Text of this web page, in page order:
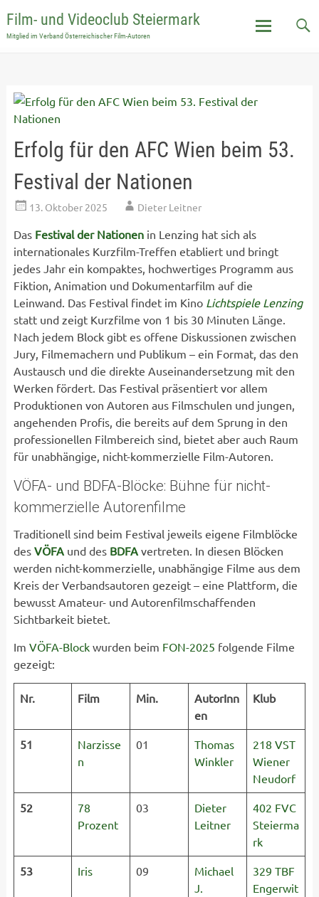
Film- und Videoclub Steiermark
Mitglied im Verband Österreichischer Film-Autoren
Erfolg für den AFC Wien beim 53.
Festival der Nationen
13. Oktober 2025 Dieter Leitner
Das Festival der Nationenin Lenzing hat sich als
internationales Kurzfilm-Treffen etabliert und bringt
jedes Jahr ein kompaktes, hochwertiges Programm aus
Fiktion, Animation und Dokumentarfilm auf die
Leinwand. Das Festival findet im Kino Lichtspiele Lenzing
statt und zeigt Kurzfilme von 1 bis 30 Minuten Länge.
Nach jedem Block gibt es offene Diskussionen zwischen
Jury, Filmemachern und Publikum – ein Format, das den
Austausch und die direkte Auseinandersetzung mit den
Werken fördert. Das Festival präsentiert vor allem
Produktionen von Autoren aus Filmschulen und jungen,
angehenden Profis, die bereits auf dem Sprung in den
professionellen Filmbereich sind, bietet aber auch Raum
für unabhängige, nicht-kommerzielle Film-Autoren.
VÖFA- und BDFA-Blöcke: Bühne für nicht-
kommerzielle Autorenfilme
Traditionell sind beim Festival jeweils eigene Filmblöcke
des VÖFAund des BDFAvertreten. In diesen Blöcken
werden nicht-kommerzielle, unabhängige Filme aus dem
Kreis der Verbandsautoren gezeigt – eine Plattform, die
bewusst Amateur- und Autorenfilmschaffenden
Sichtbarkeit bietet.
Im VÖFA-Blockwurden beim FON-2025 folgende Filme
gezeigt:
Nr. Film Min.
AutorInn
en
Klub
51
Narzisse
n
01
Thomas
Winkler
218 VST
Wiener
Neudorf
52
78
Prozent
03
Dieter
Leitner
402 FVC
Steierma
rk
53 Iris 09
Michael
J.
329 TBF
Engerwit